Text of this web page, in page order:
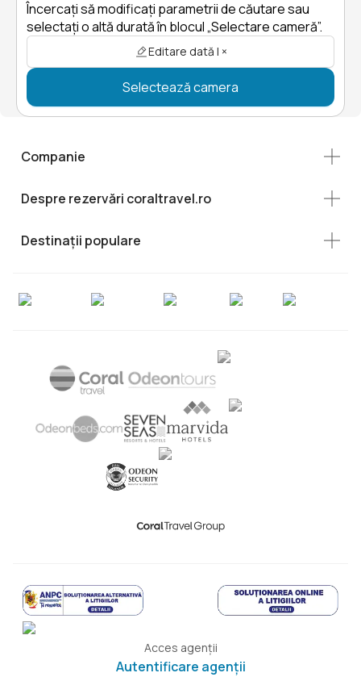
Încercați să modificați parametrii de căutare sau
selectați o altă durată în blocul „Selectare cameră”.
Editare dată | ×
Selectează camera
Companie
Despre rezervări coraltravel.ro
Destinații populare
Acces agenții
Autentificare agenții